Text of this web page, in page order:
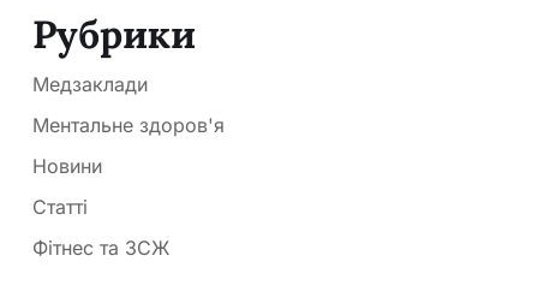
Рубрики
Медзаклади
Ментальне здоров'я
Новини
Статті
Фітнес та ЗСЖ